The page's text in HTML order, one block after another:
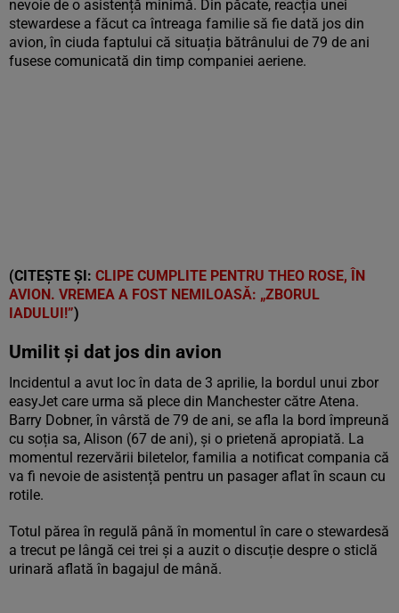
nevoie de o asistență minimă. Din păcate, reacția unei
stewardese a făcut ca întreaga familie să fie dată jos din
avion, în ciuda faptului că situația bătrânului de 79 de ani
fusese comunicată din timp companiei aeriene.
(CITEȘTE ȘI: CLIPE CUMPLITE PENTRU THEO ROSE, ÎN
AVION. VREMEA A FOST NEMILOASĂ: „ZBORUL
IADULUI!”)
Umilit și dat jos din avion
Incidentul a avut loc în data de 3 aprilie, la bordul unui zbor
easyJet care urma să plece din Manchester către Atena.
Barry Dobner, în vârstă de 79 de ani, se afla la bord împreună
cu soția sa, Alison (67 de ani), și o prietenă apropiată. La
momentul rezervării biletelor, familia a notificat compania că
va fi nevoie de asistență pentru un pasager aflat în scaun cu
rotile.
Totul părea în regulă până în momentul în care o stewardesă
a trecut pe lângă cei trei și a auzit o discuție despre o sticlă
urinară aflată în bagajul de mână.